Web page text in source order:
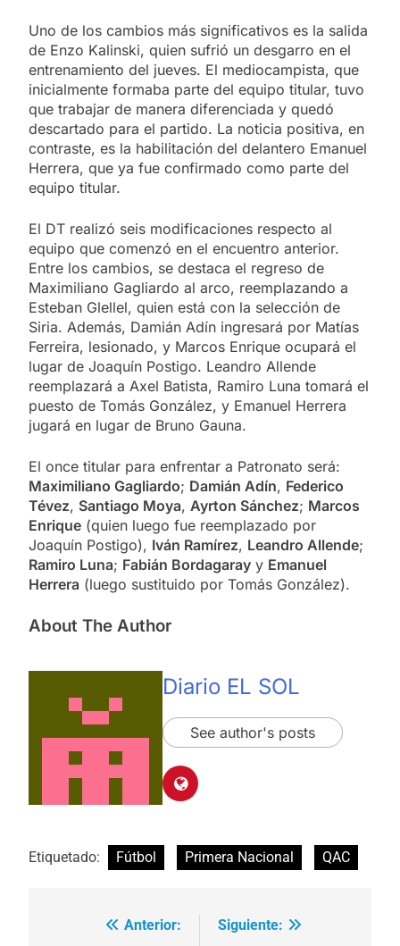
Uno de los cambios más significativos es la salida
de Enzo Kalinski, quien sufrió un desgarro en el
entrenamiento del jueves. El mediocampista, que
inicialmente formaba parte del equipo titular, tuvo
que trabajar de manera diferenciada y quedó
descartado para el partido. La noticia positiva, en
contraste, es la habilitación del delantero Emanuel
Herrera, que ya fue confirmado como parte del
equipo titular.
El DT realizó seis modificaciones respecto al
equipo que comenzó en el encuentro anterior.
Entre los cambios, se destaca el regreso de
Maximiliano Gagliardo al arco, reemplazando a
Esteban Glellel, quien está con la selección de
Siria. Además, Damián Adín ingresará por Matías
Ferreira, lesionado, y Marcos Enrique ocupará el
lugar de Joaquín Postigo. Leandro Allende
reemplazará a Axel Batista, Ramiro Luna tomará el
puesto de Tomás González, y Emanuel Herrera
jugará en lugar de Bruno Gauna.
El once titular para enfrentar a Patronato será:
Maximiliano Gagliardo; Damián Adín, Federico
Tévez, Santiago Moya, Ayrton Sánchez; Marcos
Enrique (quien luego fue reemplazado por
Joaquín Postigo), Iván Ramírez, Leandro Allende;
Ramiro Luna; Fabián Bordagaray y Emanuel
Herrera (luego sustituido por Tomás González).
About The Author
Diario EL SOL
See author's posts
Etiquetado: Fútbol Primera Nacional QAC
Navegación
Anterior:
Siguiente: